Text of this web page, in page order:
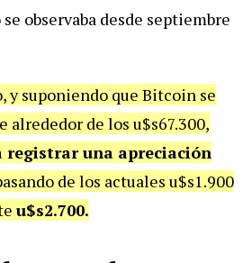
observaba desde septiembre
y suponiendo que Bitcoin se
alrededor de los u$s67.300,
registrar una apreciación
de los actuales u$s1.900
u$s2.700.